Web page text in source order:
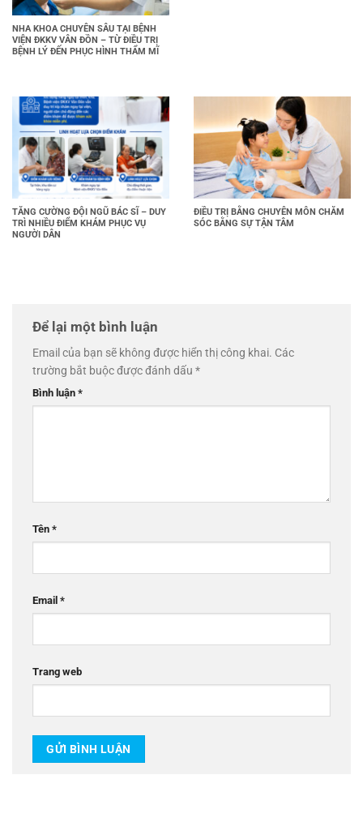
NHA KHOA CHUYÊN SÂU TẠI BỆNH
VIỆN ĐKKV VÂN ĐỒN – TỪ ĐIỀU TRỊ
BỆNH LÝ ĐẾN PHỤC HÌNH THẨM MĨ
TĂNG CƯỜNG ĐỘI NGŨ BÁC SĨ – DUY
TRÌ NHIỀU ĐIỂM KHÁM PHỤC VỤ
NGƯỜI DÂN
ĐIỀU TRỊ BẰNG CHUYÊN MÔN CHĂM
SÓC BẰNG SỰ TẬN TÂM
Để lại một bình luận
Email của bạn sẽ không được hiển thị công khai. Các
trường bắt buộc được đánh dấu *
Bình luận *
Tên *
Email *
Trang web